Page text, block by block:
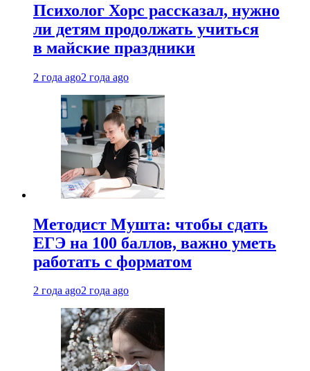
Психолог Хорс рассказал, нужно
ли детям продолжать учиться
в майские праздники
2 года ago2 года ago
Методист Мушта: чтобы сдать
ЕГЭ на 100 баллов, важно уметь
работать с форматом
2 года ago2 года ago